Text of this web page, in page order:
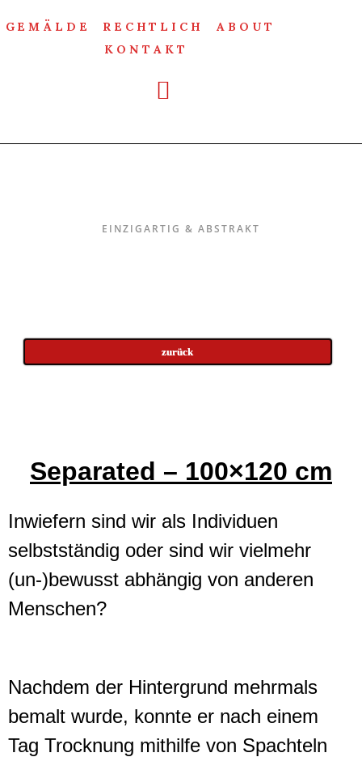
GEMÄLDE RECHTLICH ABOUT
KONTAKT
EINZIGARTIG & ABSTRAKT
zurück
Separated – 100×120 cm
Inwiefern sind wir als Individuen
selbstständig oder sind wir vielmehr
(un-)bewusst abhängig von anderen
Menschen?
Nachdem der Hintergrund mehrmals
bemalt wurde, konnte er nach einem
Tag Trocknung mithilfe von Spachteln